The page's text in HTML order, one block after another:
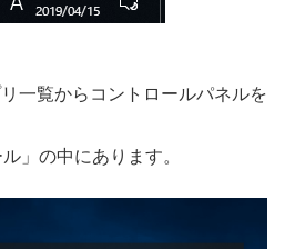
一覧からコントロールパネルを
」の中にあります。